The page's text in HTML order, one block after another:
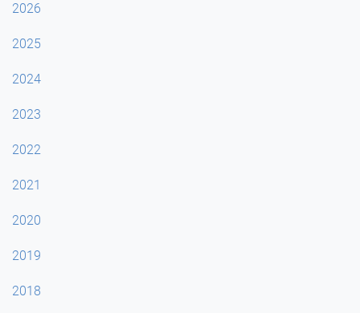
2026
2025
2024
2023
2022
2021
2020
2019
2018